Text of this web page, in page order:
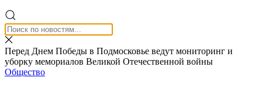
Перед Днем Победы в Подмосковье ведут мониторинг и
уборку мемориалов Великой Отечественной войны
Общество